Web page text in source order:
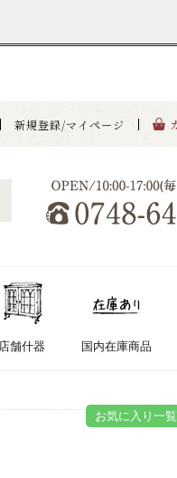
お気に入り一覧